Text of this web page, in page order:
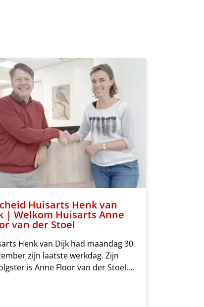
Huisarts Henk van
| Welkom Huisarts Anne
van der Stoel
Henk van Dijk had maandag 30
zijn laatste werkdag. Zijn
is Anne Floor van der Stoel.…